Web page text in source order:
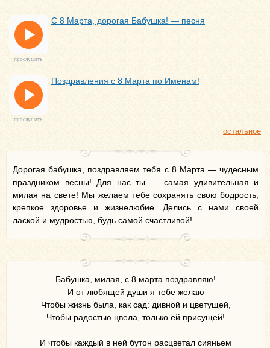
С 8 Марта, дорогая Бабушка! — песня
прослушать
Поздравления с 8 Марта по Именам!
прослушать
остальное
Дорогая бабушка, поздравляем тебя с 8 Марта — чудесным
праздником весны! Для нас ты — самая удивительная и
милая на свете! Мы желаем тебе сохранять свою бодрость,
крепкое здоровье и жизнелюбие. Делись с нами своей
лаской и мудростью, будь самой счастливой!
Бабушка, милая, с 8 марта поздравляю!
И от любящей души я тебе желаю
Чтобы жизнь была, как сад: дивной и цветущей,
Чтобы радостью цвела, только ей присущей!
И чтобы каждый в ней бутон расцветал сияньем